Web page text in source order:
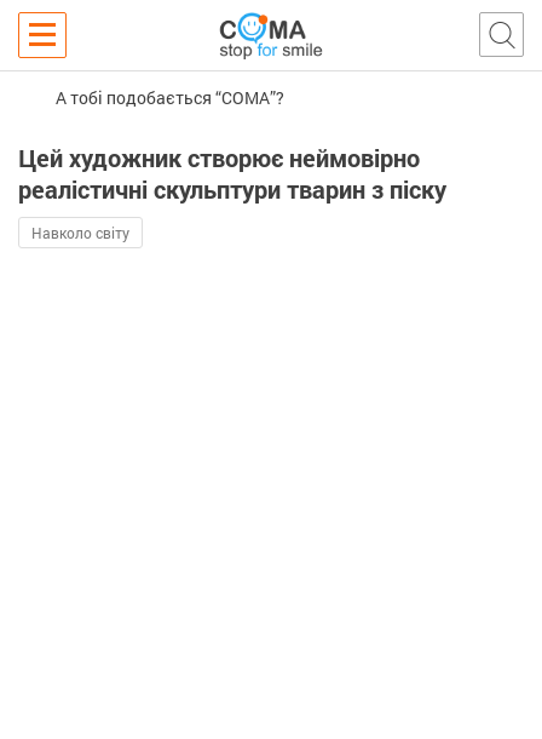
А тобі подобається “COMA”?
Цей художник створює неймовірно
реалістичні скульптури тварин з піску
Навколо світу